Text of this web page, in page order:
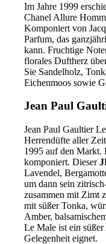
Im Jahre 1999
Chanel Allure
Komponiert von
Parfum, das
kann. Fruchtige
florales Duftherz
Sie Sandelholz,
Eichenmoos sowie
Jean Paul
Jean Paul Gaultier
Herrendüfte aller
1995 auf den
komponiert. Dieser
Lavendel,
um dann sein
zusammen mit Zimt
mit süßer Tonka,
Amber,
Le Male ist ein
Gelegenheit eignet.